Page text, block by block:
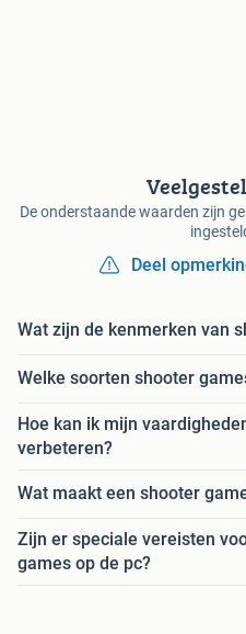
De onderstaande waarden zijn
Deel
Wat zijn de kenmerken van
Welke soorten shooter
Hoe kan ik mijn
verbeteren?
Wat maakt een shooter
Zijn er speciale vereisten
games op de pc?